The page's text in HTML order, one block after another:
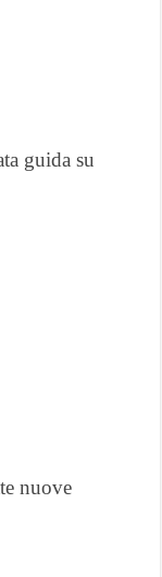
guida su
nuove